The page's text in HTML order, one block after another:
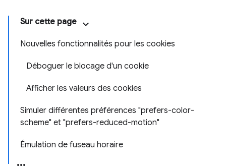
Sur cette page
Nouvelles fonctionnalités pour les cookies
Déboguer le blocage d'un cookie
Afficher les valeurs des cookies
Simuler différentes préférences "prefers-color-
scheme" et "prefers-reduced-motion"
Émulation de fuseau horaire